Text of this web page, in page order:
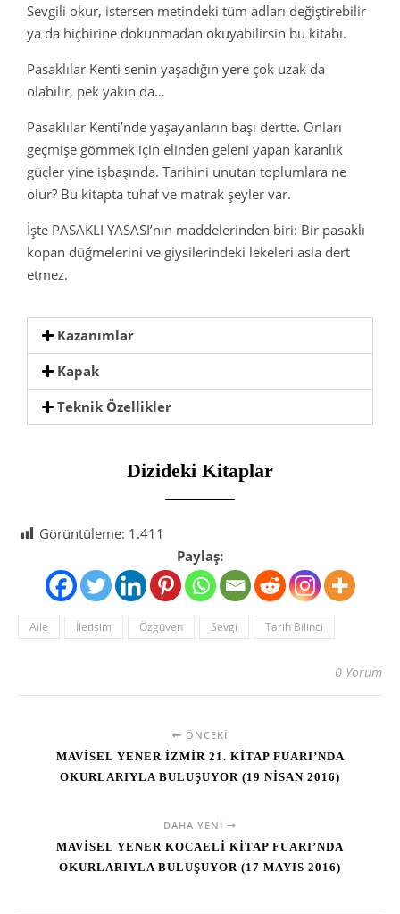
Sevgili okur, istersen metindeki tüm adları değiştirebilir
ya da hiçbirine dokunmadan okuyabilirsin bu kitabı.
Pasaklılar Kenti senin yaşadığın yere çok uzak da
olabilir, pek yakın da…
Pasaklılar Kenti’nde yaşayanların başı dertte. Onları
geçmişe gömmek için elinden geleni yapan karanlık
güçler yine işbaşında. Tarihini unutan toplumlara ne
olur? Bu kitapta tuhaf ve matrak şeyler var.
İşte PASAKLI YASASI’nın maddelerinden biri: Bir pasaklı
kopan düğmelerini ve giysilerindeki lekeleri asla dert
etmez.
Kazanımlar
Kapak
Teknik Özellikler
Dizideki Kitaplar
Görüntüleme: 1.411
Paylaş:
Aile İletişim Özgüven Sevgi Tarih Bilinci
0 Yorum
ÖNCEKI
MAVİSEL YENER İZMİR 21. KİTAP FUARI’NDA
OKURLARIYLA BULUŞUYOR (19 NİSAN 2016)
DAHA YENI
MAVİSEL YENER KOCAELİ KİTAP FUARI’NDA
OKURLARIYLA BULUŞUYOR (17 MAYIS 2016)